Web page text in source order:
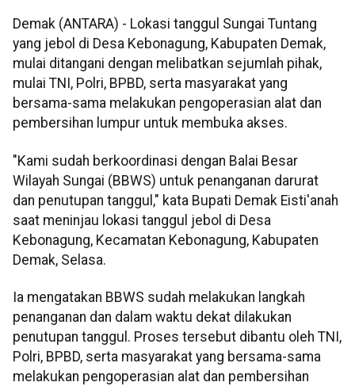
Demak (ANTARA) - Lokasi tanggul Sungai Tuntang
yang jebol di Desa Kebonagung, Kabupaten Demak,
mulai ditangani dengan melibatkan sejumlah pihak,
mulai TNI, Polri, BPBD, serta masyarakat yang
bersama-sama melakukan pengoperasian alat dan
pembersihan lumpur untuk membuka akses.
"Kami sudah berkoordinasi dengan Balai Besar
Wilayah Sungai (BBWS) untuk penanganan darurat
dan penutupan tanggul," kata Bupati Demak Eisti'anah
saat meninjau lokasi tanggul jebol di Desa
Kebonagung, Kecamatan Kebonagung, Kabupaten
Demak, Selasa.
Ia mengatakan BBWS sudah melakukan langkah
penanganan dan dalam waktu dekat dilakukan
penutupan tanggul. Proses tersebut dibantu oleh TNI,
Polri, BPBD, serta masyarakat yang bersama-sama
melakukan pengoperasian alat dan pembersihan